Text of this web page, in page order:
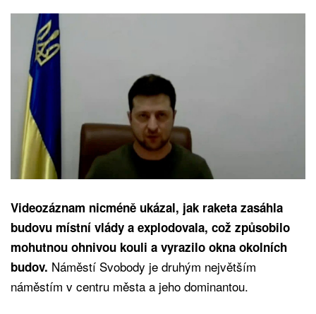
Videozáznam nicméně ukázal, jak raketa zasáhla
budovu místní vlády a explodovala, což způsobilo
mohutnou ohnivou kouli a vyrazilo okna okolních
budov. Náměstí Svobody je druhým největším
náměstím v centru města a jeho dominantou.